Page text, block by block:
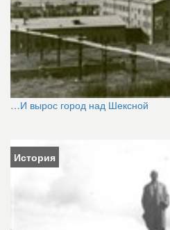
…И вырос город над Шексной
История